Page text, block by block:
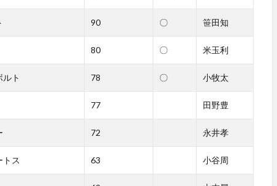
90 〇 笹田知
80 〇 米玉利
ト 78 〇 小牧太
77 田野豊
72 永井孝
トス 63 小谷周